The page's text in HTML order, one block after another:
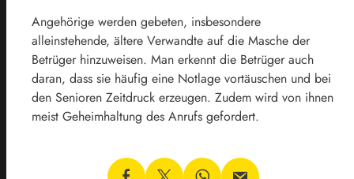
Angehörige werden gebeten, insbesondere
alleinstehende, ältere Verwandte auf die Masche der
Betrüger hinzuweisen. Man erkennt die Betrüger auch
daran, dass sie häufig eine Notlage vortäuschen und bei
den Senioren Zeitdruck erzeugen. Zudem wird von ihnen
meist Geheimhaltung des Anrufs gefordert.